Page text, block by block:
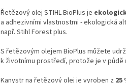
Řetězový olej STIHL BioPlus je
a adhezivními vlastnostmi - ekologická
např. Stihl Forest plus.
S řetězovým olejem BioPlus můžete
k životnímu prostředí, protože je v půdě
Kanystr na řetězový olej je vyroben z 25